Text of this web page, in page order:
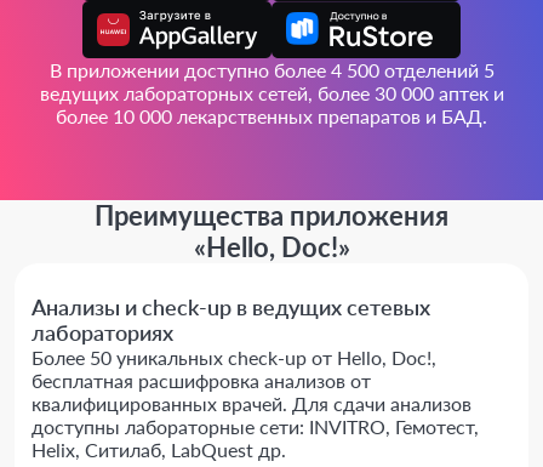
В приложении доступно более 4 500 отделений 5
ведущих лабораторных сетей, более 30 000 аптек и
более 10 000 лекарственных препаратов и БАД.
Преимущества приложения
«Hello, Doc!»
Анализы и check-up в ведущих сетевых
лабораториях
Более 50 уникальных check-up от Hello, Doc!,
бесплатная расшифровка анализов от
квалифицированных врачей. Для сдачи анализов
доступны лабораторные сети: INVITRO, Гемотест,
Helix, Ситилаб, LabQuest др.